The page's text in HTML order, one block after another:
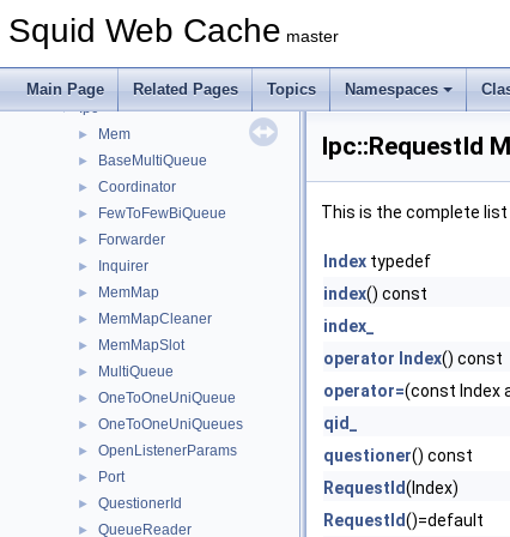
Squid Web Cache master
Main Page Related Pages Topics Namespaces
► Https
►
▼ Ipc
► Mem
► BaseMultiQueue
► Coordinator
► FewToFewBiQueue
► Forwarder
► Inquirer
► MemMap
► MemMapCleaner
► MemMapSlot
► MultiQueue
► OneToOneUniQueue
► OneToOneUniQueues
► OpenListenerParams
► Port
► QuestionerId
► QueueReader
Ipc::RequestId
This is the complete
Index typedef
index() const
index_
operator Index() const
operator=(const Index
qid_
questioner() const
RequestId(Index)
RequestId()=default